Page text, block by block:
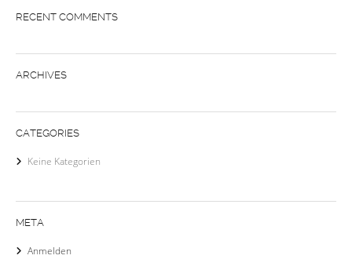
RECENT COMMENTS
ARCHIVES
CATEGORIES
Keine Kategorien
META
Anmelden